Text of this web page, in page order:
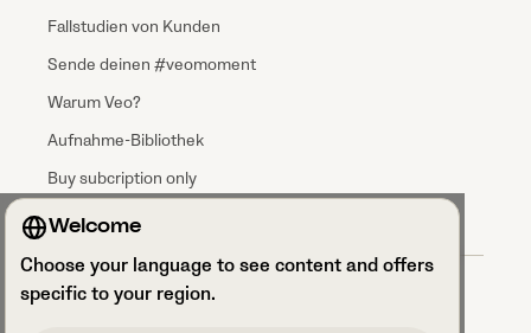
Welcome
Choose your language to see content and offers
specific to your region.
Fallstudien von Kunden
Sende deinen #veomoment
Warum Veo?
Aufnahme-Bibliothek
Buy subcription only
Allgemeine Geschäftsbedingungen (AGBs)
Vereinbarung zur Datenverarbeitung